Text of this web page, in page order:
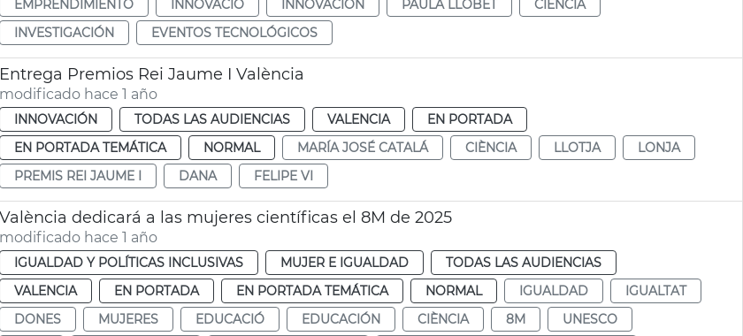
EMPRENDIMIENTO
INNOVACIÓ INNOVACIÓN PAULA LLOBET
CIÈNCIA
INVESTIGACIÓN
EVENTOS TECNOLÓGICOS
Entrega Premios Rei Jaume I València
modificado hace 1 año
INNOVACIÓN TODAS LAS AUDIENCIAS VALENCIA
EN PORTADA
EN PORTADA TEMÁTICA
NORMAL MARÍA JOSÉ CATALÁ CIÈNCIA LLOTJA
LONJA
PREMIS REI JAUME I
DANA FELIPE VI
València dedicará a las mujeres científicas el 8M de 2025
modificado hace 1 año
IGUALDAD Y POLÍTICAS INCLUSIVAS MUJER E IGUALDAD
TODAS LAS AUDIENCIAS
VALENCIA
EN PORTADA EN PORTADA TEMÁTICA NORMAL IGUALDAD
IGUALTAT
DONES
MUJERES EDUCACIÓ EDUCACIÓN CIÈNCIA 8M
UNESCO